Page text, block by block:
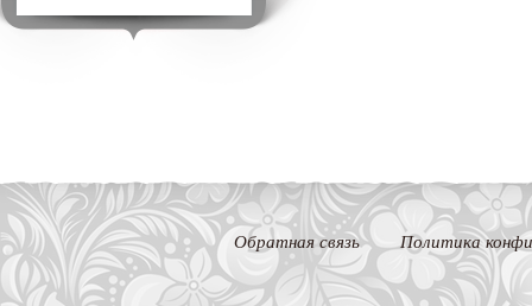
Обратная связь Политика